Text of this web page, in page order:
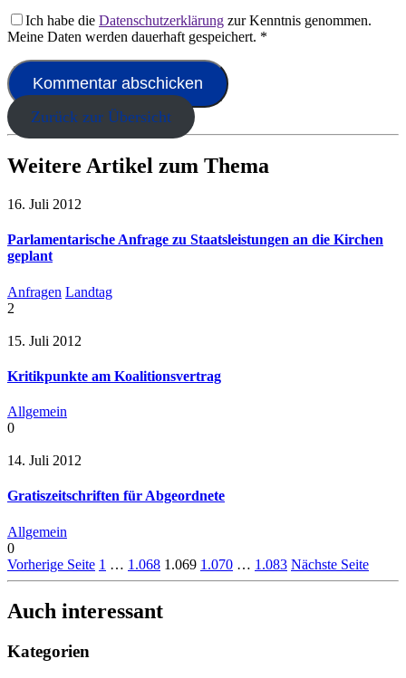
Ich habe die Datenschutzerklärung zur Kenntnis genommen.
Meine Daten werden dauerhaft gespeichert. *
Zurück zur Übersicht
Weitere Artikel zum Thema
16. Juli 2012
Parlamentarische Anfrage zu Staatsleistungen an die Kirchen
geplant
Anfragen Landtag
2
15. Juli 2012
Kritikpunkte am Koalitionsvertrag
Allgemein
0
14. Juli 2012
Gratiszeitschriften für Abgeordnete
Allgemein
0
Vorherige Seite 1 … 1.068 1.069 1.070 … 1.083 Nächste Seite
Auch interessant
Kategorien